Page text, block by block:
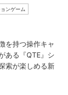
ンゲーム
を持つ操作キャ
ある『QTE』シ
索が楽しめる新